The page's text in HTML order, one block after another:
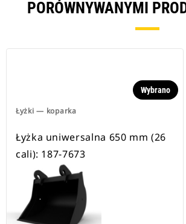
PORÓWNYWANYMI
Łyżki — koparka
Wybrano
Łyżka uniwersalna 650 mm (26
cali): 187-7673